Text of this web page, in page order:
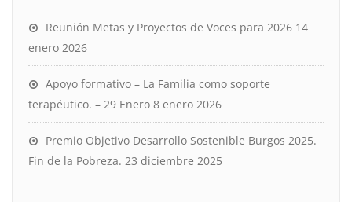
Reunión Metas y Proyectos de Voces para 2026 14
enero 2026
Apoyo formativo – La Familia como soporte
terapéutico. – 29 Enero 8 enero 2026
Premio Objetivo Desarrollo Sostenible Burgos 2025.
Fin de la Pobreza. 23 diciembre 2025